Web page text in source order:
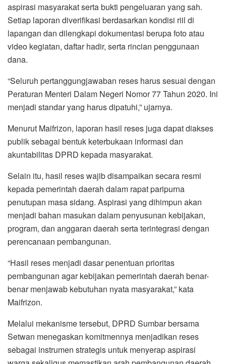
aspirasi masyarakat serta bukti pengeluaran yang sah.
Setiap laporan diverifikasi berdasarkan kondisi riil di
lapangan dan dilengkapi dokumentasi berupa foto atau
video kegiatan, daftar hadir, serta rincian penggunaan
dana.
“Seluruh pertanggungjawaban reses harus sesuai dengan
Peraturan Menteri Dalam Negeri Nomor 77 Tahun 2020. Ini
menjadi standar yang harus dipatuhi,” ujarnya.
Menurut Maifrizon, laporan hasil reses juga dapat diakses
publik sebagai bentuk keterbukaan informasi dan
akuntabilitas DPRD kepada masyarakat.
Selain itu, hasil reses wajib disampaikan secara resmi
kepada pemerintah daerah dalam rapat paripurna
penutupan masa sidang. Aspirasi yang dihimpun akan
menjadi bahan masukan dalam penyusunan kebijakan,
program, dan anggaran daerah serta terintegrasi dengan
perencanaan pembangunan.
“Hasil reses menjadi dasar penentuan prioritas
pembangunan agar kebijakan pemerintah daerah benar-
benar menjawab kebutuhan nyata masyarakat,” kata
Maifrizon.
Melalui mekanisme tersebut, DPRD Sumbar bersama
Setwan menegaskan komitmennya menjadikan reses
sebagai instrumen strategis untuk menyerap aspirasi